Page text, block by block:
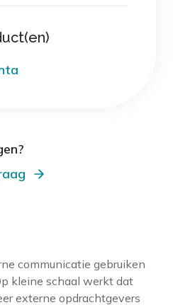
communicatie gebruiken
kleine schaal werkt dat
externe opdrachtgevers